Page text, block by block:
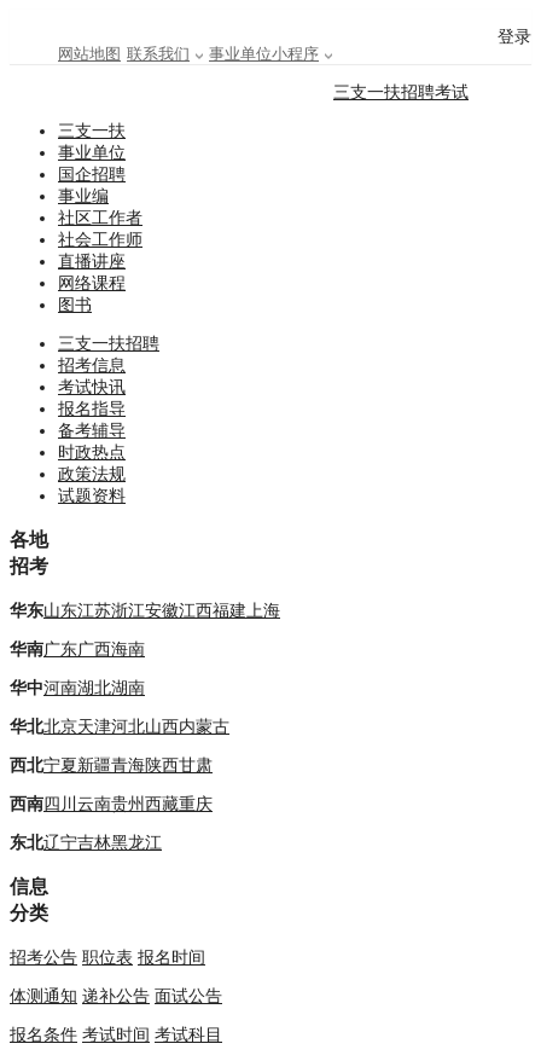
网站地图 联系我们 事业单位小程序
登录
三支一扶招聘考试
三支一扶
事业单位
国企招聘
事业编
社区工作者
社会工作师
直播讲座
网络课程
图书
三支一扶招聘
招考信息
考试快讯
报名指导
备考辅导
时政热点
政策法规
试题资料
各地
招考
华东山东江苏浙江安徽江西福建 上海
华南广东广西海南
华中河南湖北湖南
华北北京天津河北山西内蒙古
西北宁夏新疆青海陕西甘肃
西南四川 云南贵州西藏重庆
东北辽宁吉林黑龙江
信息
分类
招考公告 职位表 报名时间
体测通知 递补公告 面试公告
报名条件 考试时间 考试科目